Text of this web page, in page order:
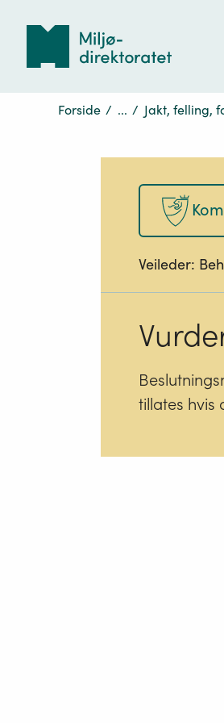
Forside / ... / Jakt, felling,
Veileder:
tillates hvis